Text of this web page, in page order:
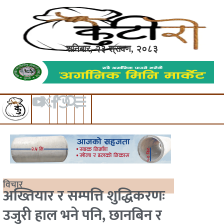
शनिबार, २३ श्रावण, २०८३
विचार
अख्तियार र सम्पत्ति शुद्धिकरणः
उजुरी हाल भने पनि, छानबिन र